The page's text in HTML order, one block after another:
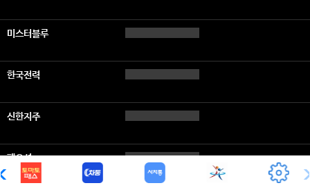
미스터블루
한국전력
신한지주
팬오션